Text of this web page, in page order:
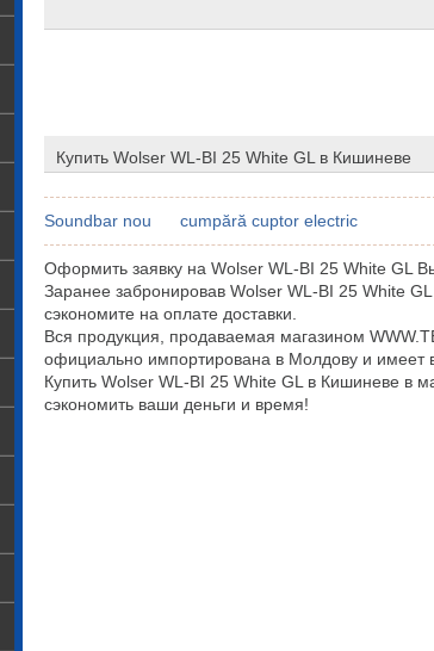
Купить Wolser WL-BI 25 White GL в Кишиневе
Soundbar nou cumpără cuptor electric
Оформить заявку на Wolser WL-BI 25 White GL
Заранее забронировав Wolser WL-BI 25 White
сэкономите на оплате доставки.
Вся продукция, продаваемая магазином
официально импортирована в Молдову и имеет
Купить Wolser WL-BI 25 White GL в Кишиневе в
сэкономить ваши деньги и время!